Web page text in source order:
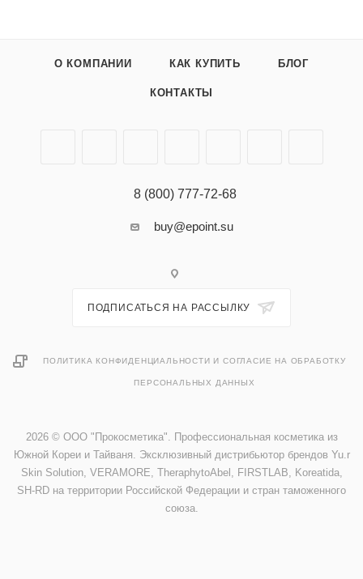
О КОМПАНИИ КАК КУПИТЬ БЛОГ
КОНТАКТЫ
8 (800) 777-72-68
buy@epoint.su
ПОДПИСАТЬСЯ НА РАССЫЛКУ
ПОЛИТИКА КОНФИДЕНЦИАЛЬНОСТИ И СОГЛАСИЕ НА ОБРАБОТКУ
ПЕРСОНАЛЬНЫХ ДАННЫХ
2026 © ООО "Прокосметика". Профессиональная косметика из
Южной Кореи и Тайваня. Эксклюзивный дистрибьютор брендов Yu.r
Skin Solution, VERAMORE, TheraphytoAbel, FIRSTLAB, Koreatida,
SH-RD на территории Российской Федерации и стран таможенного
союза.